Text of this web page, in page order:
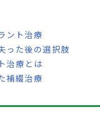
ント治療
った後の選択肢
治療とは
補綴治療